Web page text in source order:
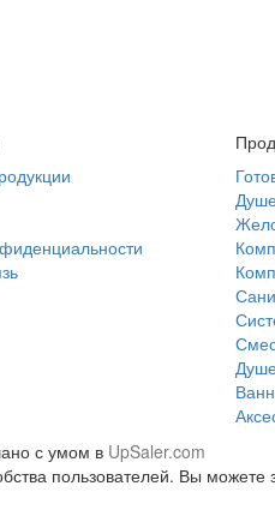
с умом в UpSaler.com
пользователей. Вы можете